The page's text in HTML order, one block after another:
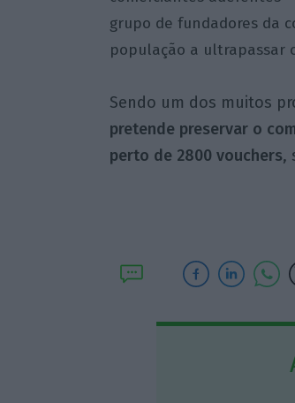
grupo de fundadores da
população a ultrapassar
Sendo um dos muitos
pretende preservar o
perto de 2800 vouchers,